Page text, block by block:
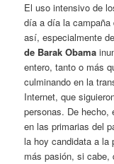
El uso intensivo de
día a día la campaña
así, especialmente
de Barak Obama
entero, tanto o más
culminando en la
Internet, que
personas. De hecho,
en las primarias del
la hoy candidata a la
más pasión, si cabe,